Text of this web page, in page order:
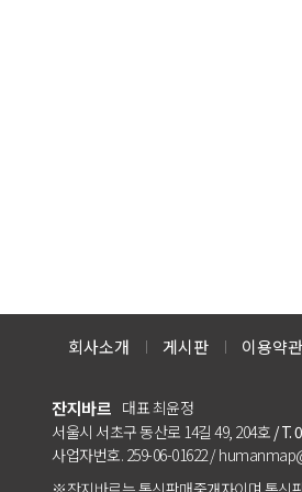
회사소개 게시판 이용약관
잔지바르 대표 최윤정
서울시 서초구 동산로 14길 49, 204호 / T.
사업자번호. 259-06-01622 /